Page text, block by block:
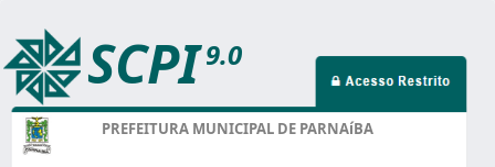
SCPI 9.0
PREFEITURA MUNICIPAL DE PARNAíBA